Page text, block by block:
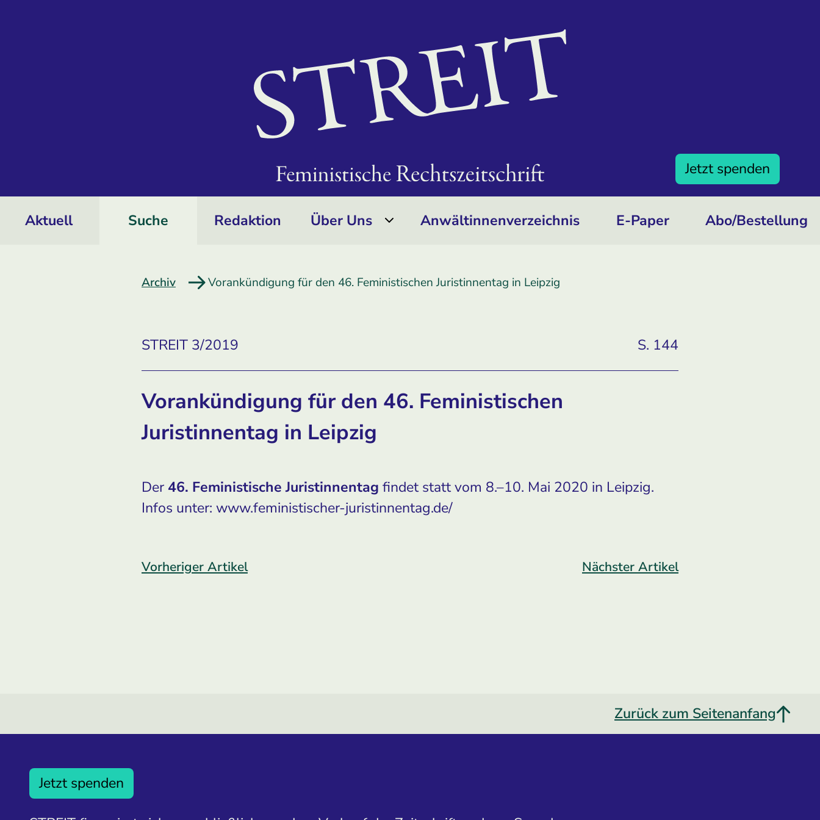
Jetzt spenden
Aktuell Suche Redaktion Über Uns Anwältinnen­verzeichnis E-Paper Abo/­Bestellung
Archiv Vorankündigung für den 46. Feministischen Juristinnentag in Leipzig
STREIT 3/2019 S. 144
Vorankündigung für den 46. Feministischen
Juristinnentag in Leipzig
Der 46. Feministische Juristinnentag findet statt vom 8.–10. Mai 2020 in Leipzig.
Infos unter: www.feministischer-juristinnentag.de/
Vorheriger Artikel Nächster Artikel
Zurück zum Seitenanfang
Jetzt spenden